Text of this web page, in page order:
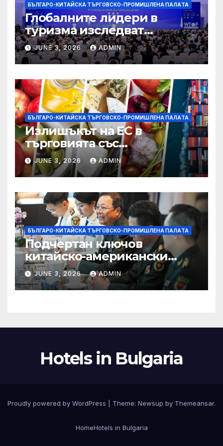
БЪЛГАРО-КИТАЙСКА ТЪРГОВСКО-ПРОМИШЛЕНА ПАЛAТА
Глобалните лидери в
туризма изследват
бъдещето на пътуването,
управлявано от AI
JUNE 3, 2026 ADMIN
БЪЛГАРО-КИТАЙСКА ТЪРГОВСКО-ПРОМИШЛЕНА ПАЛAТА
Излишъкът на ЕС в
търговията със
селскостопански храни се
увеличава през февруари
JUNE 3, 2026 ADMIN
БЪЛГАРО-КИТАЙСКА ТЪРГОВСКО-ПРОМИШЛЕНА ПАЛAТА
Подчертан ключов
китайско-американски
консенсус –
Chinadaily.com.cn
JUNE 3, 2026 ADMIN
Hotels in Bulgaria
Proudly powered by WordPress Theme: Newsup by Themeansar.
HomeHotels in Bulgaria